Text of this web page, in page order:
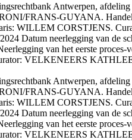
Antwerpen,
FRANS-GUYANA.
WILLEM
Datum neerlegging van de
van het eerste
VELKENEERS
Antwerpen,
FRANS-GUYANA.
WILLEM
Datum neerlegging van de
van het eerste
VELKENEERS